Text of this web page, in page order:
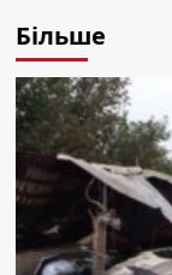
Більше